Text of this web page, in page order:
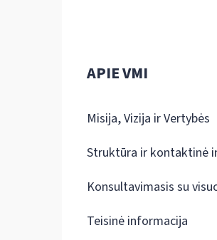
APIE VMI
Misija, Vizija ir Vertybės
Struktūra ir kontaktinė
Konsultavimasis su
Teisinė informacija